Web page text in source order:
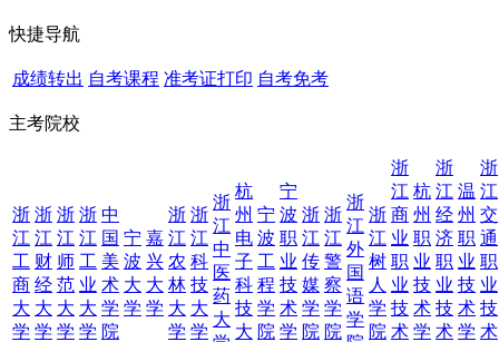
快捷导航
成绩转出 自考课程 准考证打印 自考免考
主考院校
浙
江
工
商
大
学
浙
江
财
经
大
学
浙
江
师
范
大
学
浙
江
工
业
大
学
中
国
美
术
学
院
宁
波
大
学
嘉
兴
大
学
浙
江
农
林
大
学
浙
江
科
技
大
学
浙
江
中
医
药
大
杭
州
电
子
科
技
大
宁
波
工
程
学
院
宁
波
职
业
技
术
学
浙
江
传
媒
学
院
浙
江
警
察
学
院
浙
江
外
国
语
学
浙
江
树
人
学
院
浙
江
商
业
职
业
技
术
杭
州
职
业
技
术
学
浙
江
经
济
职
业
技
术
温
州
职
业
技
术
学
浙
江
交
通
职
业
技
术